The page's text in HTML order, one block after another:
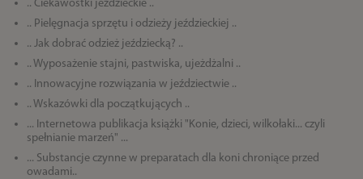
.. Ciekawostki jeździeckie ..
.. Pielęgnacja sprzętu i odzieży jeździeckiej ..
.. Jak dobrać odzież jeździecką? ..
.. Wyposażenie stajni, pastwiska, ujeżdżalni ..
.. Innowacyjne rozwiązania w jeździectwie ..
.. Wskazówki dla początkujących ..
... Internetowa publikacja książki "Konie, dzieci, wilkołaki... czyli
spełnianie marzeń" ...
... Substancje czynne w preparatach dla koni chroniące przed
owadami..